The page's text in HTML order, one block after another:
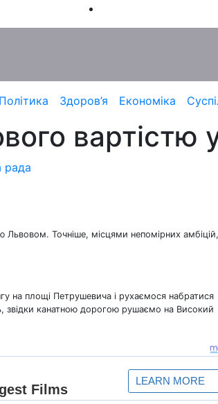
Політика Здоров’я Економіка
вартістю
рада
Львовом. Точніше, місцями непомірних амбіцій,
на площі Петрушевича і рухаємося набратися
звідки канатною дорогою рушаємо на Високий